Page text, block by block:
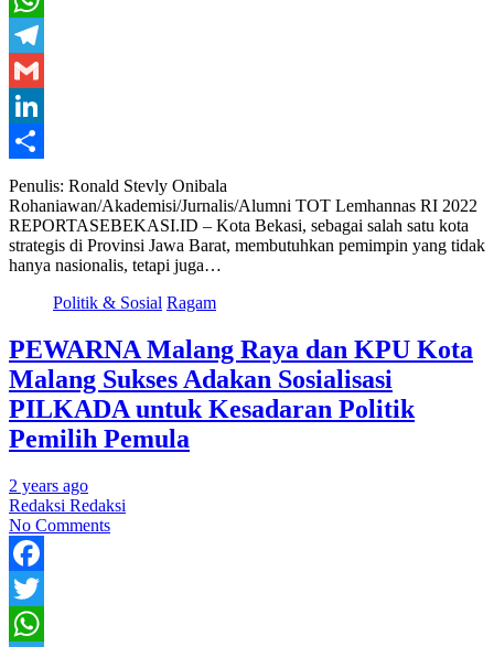
WhatsApp
Telegram
Gmail
LinkedIn
Share
Penulis: Ronald Stevly Onibala
Rohaniawan/Akademisi/Jurnalis/Alumni TOT Lemhannas RI 2022
REPORTASEBEKASI.ID – Kota Bekasi, sebagai salah satu kota
strategis di Provinsi Jawa Barat, membutuhkan pemimpin yang tidak
hanya nasionalis, tetapi juga…
Politik & Sosial Ragam
PEWARNA Malang Raya dan KPU Kota
Malang Sukses Adakan Sosialisasi
PILKADA untuk Kesadaran Politik
Pemilih Pemula
2 years ago
Redaksi Redaksi
No Comments
Facebook
Twitter